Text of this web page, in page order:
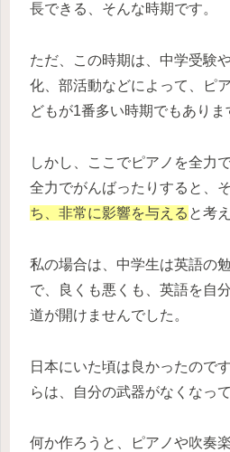
長できる、そんな時期です。
ただ、この時期は、中学受験
化、部活動などによって、ピ
どもが1番多い時期でもありま
しかし、ここでピアノを全力
全力でがんばったりすると、
ち、非常に影響を与える と考
私の場合は、中学生は英語の
で、良くも悪くも、英語を自
道が開けませんでした。
日本にいた頃は良かったので
らは、自分の武器がなくなっ
何か作ろうと、ピアノや吹奏